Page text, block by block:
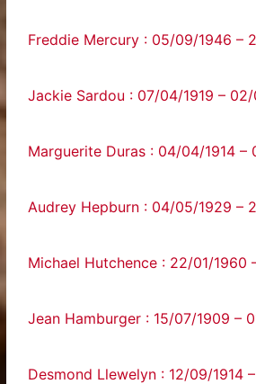
Freddie Mercury : 05/09/1946 –
Jackie Sardou : 07/04/1919 –
Marguerite Duras : 04/04/1914 –
Audrey Hepburn : 04/05/1929 –
Michael Hutchence : 22/01/1960
Jean Hamburger : 15/07/1909 –
Desmond Llewelyn : 12/09/1914